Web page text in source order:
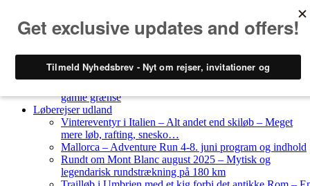
Løberejser Danmark
gamle grænse
Løberejser udland
Vintereventyr i Italien – Alt andet end skiløb – Meget
mere løb, rafting, snesko…
Mallorca – Adventure Run 4-8. juni program og indhold
Rundt om Mont Blanc august 2025 – Mytisk og
legendarisk rundstrækning på 180 km